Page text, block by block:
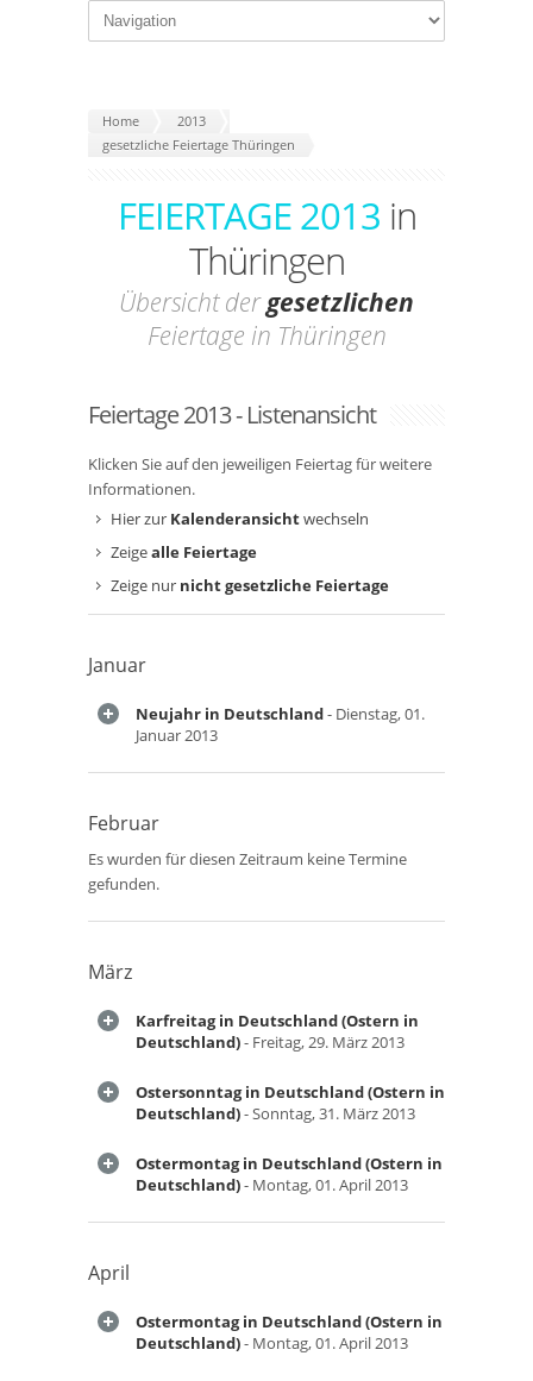
Home
2013
gesetzliche Feiertage Thüringen
FEIERTAGE 2013 in
Thüringen
Übersicht dergesetzlichen
Feiertage in Thüringen
Feiertage 2013 - Listenansicht
Klicken Sie auf den jeweiligen Feiertag für weitere
Informationen.
Hier zur Kalenderansichtwechseln
Zeigealle Feiertage
Zeige nur nicht gesetzliche Feiertage
Januar
Neujahr in Deutschland- Dienstag, 01.
Januar 2013
Februar
Es wurden für diesen Zeitraum keine Termine
gefunden.
März
Karfreitag in Deutschland (Ostern in
Deutschland)- Freitag, 29. März 2013
Ostersonntag in Deutschland (Ostern in
Deutschland)- Sonntag, 31. März 2013
Ostermontag in Deutschland (Ostern in
Deutschland)- Montag, 01. April 2013
April
Ostermontag in Deutschland (Ostern in
Deutschland)- Montag, 01. April 2013